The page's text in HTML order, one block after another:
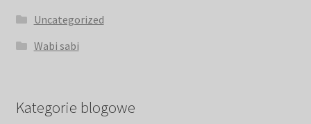
Uncategorized
Wabi sabi
Kategorie blogowe